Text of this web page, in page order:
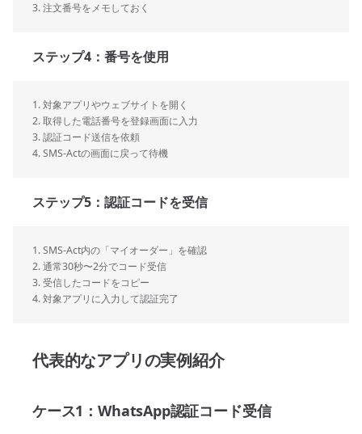
3. 注文番号をメモしておく
ステップ4：番号を使用
1. 対象アプリやウェブサイトを開く
2. 取得した電話番号を登録画面に入力
3. 認証コード送信を依頼
4. SMS-Actの画面に戻って待機
ステップ5：認証コードを受信
1. SMS-Act内の「マイオーダー」を確認
2. 通常30秒〜2分でコード受信
3. 受信したコードをコピー
4. 対象アプリに入力して認証完了
代表的なアプリの実例紹介
ケース1：WhatsApp認証コード受信